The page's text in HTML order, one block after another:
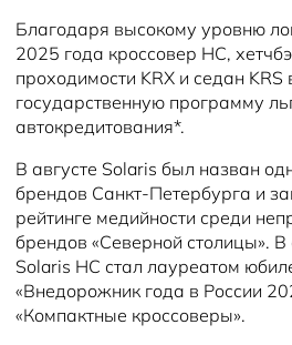
Благодаря высокому уровню
2025 года кроссовер HC,
проходимости KRX и седан KRS
государственную программу
автокредитования*.
В августе Solaris был назван
брендов Санкт-Петербурга и
рейтинге медийности среди
брендов «Северной столицы». В
Solaris HC стал лауреатом
«Внедорожник года в России
«Компактные кроссоверы».